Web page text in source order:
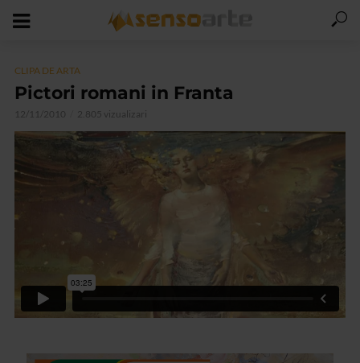
CLIPA DE ARTA
Pictori romani in Franta
12/11/2010 2.805 vizualizari